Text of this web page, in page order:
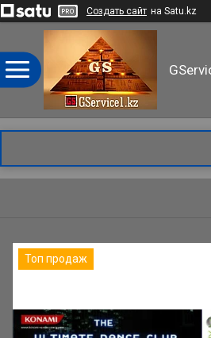
Создать сайт на Satu.kz
Топ продаж